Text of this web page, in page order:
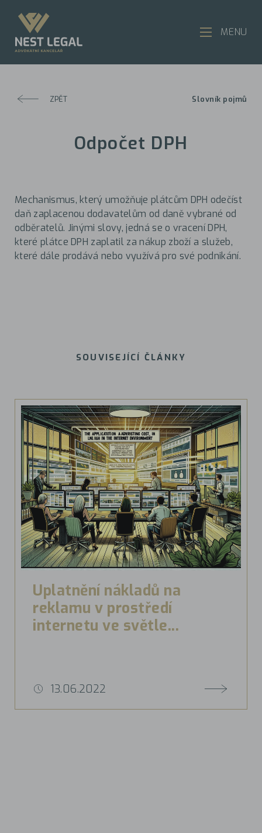
ZPĚT Slovník pojmů
Odpočet DPH
Mechanismus, který umožňuje plátcům DPH odečíst
daň zaplacenou dodavatelům od daně vybrané od
odběratelů. Jinými slovy, jedná se o vracení DPH,
které plátce DPH zaplatil za nákup zboží a služeb,
které dále prodává nebo využívá pro své podnikání.
SOUVISEJÍCÍ ČLÁNKY
Uplatnění nákladů na
reklamu v prostředí
internetu ve světle...
13.06.2022
MENU